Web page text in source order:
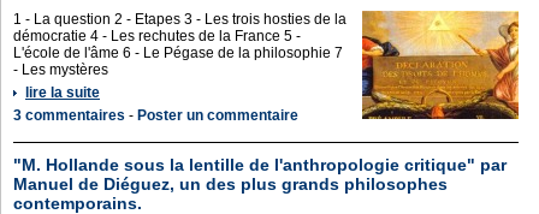
1 - La question 2 - Etapes 3 - Les trois hosties de la
démocratie 4 - Les rechutes de la France 5 -
L'école de l'âme 6 - Le Pégase de la philosophie 7
- Les mystères
lire la suite
3 commentaires - Poster un commentaire
"M. Hollande sous la lentille de l'anthropologie critique" par
Manuel de Diéguez, un des plus grands philosophes
contemporains.